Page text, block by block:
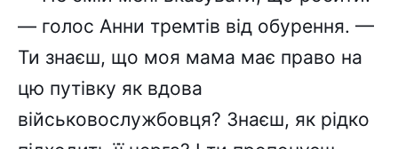
— голос Анни тремтів від обурення. —
Ти знаєш, що моя мама має право на
цю путівку як вдова
військовослужбовця? Знаєш, як рідко